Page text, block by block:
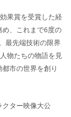
果賞を受賞した経
、これまで6度の
最先端技術の限界
物たちの物語を見
市の世界を創り
クター映像大公